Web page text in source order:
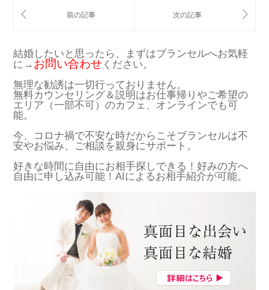
結婚したいと思ったら、まずはブランセルへお気軽
に→ お問い合わせ ください。
無理な勧誘は一切行っておりません。
無料カウンセリング＆説明はお仕事帰りやご希望の
エリア（一部不可）のカフェ、オンラインでも可
能。
今、コロナ禍で不安な時だからこそブランセルは不
安やお悩み、ご相談を親身にサポート。
好きな時間に自由にお相手探しできる！好みの方へ
自由に申し込み可能！AIによるお相手紹介が可能。